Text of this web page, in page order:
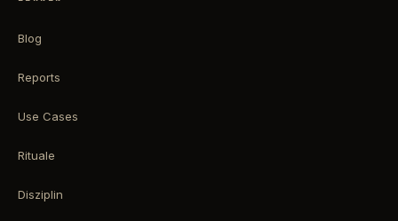
Blog
Reports
Use Cases
Rituale
Disziplin